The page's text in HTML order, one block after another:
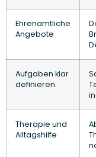
Ehrenamtliche
Angebote
Aufgaben klar
definieren
Therapie und
Alltagshilfe